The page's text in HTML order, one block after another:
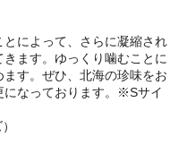
によって、さらに凝縮され
ます。ゆっくり噛むことに
す。ぜひ、北海の珍味をお
なっております。※Sサイ